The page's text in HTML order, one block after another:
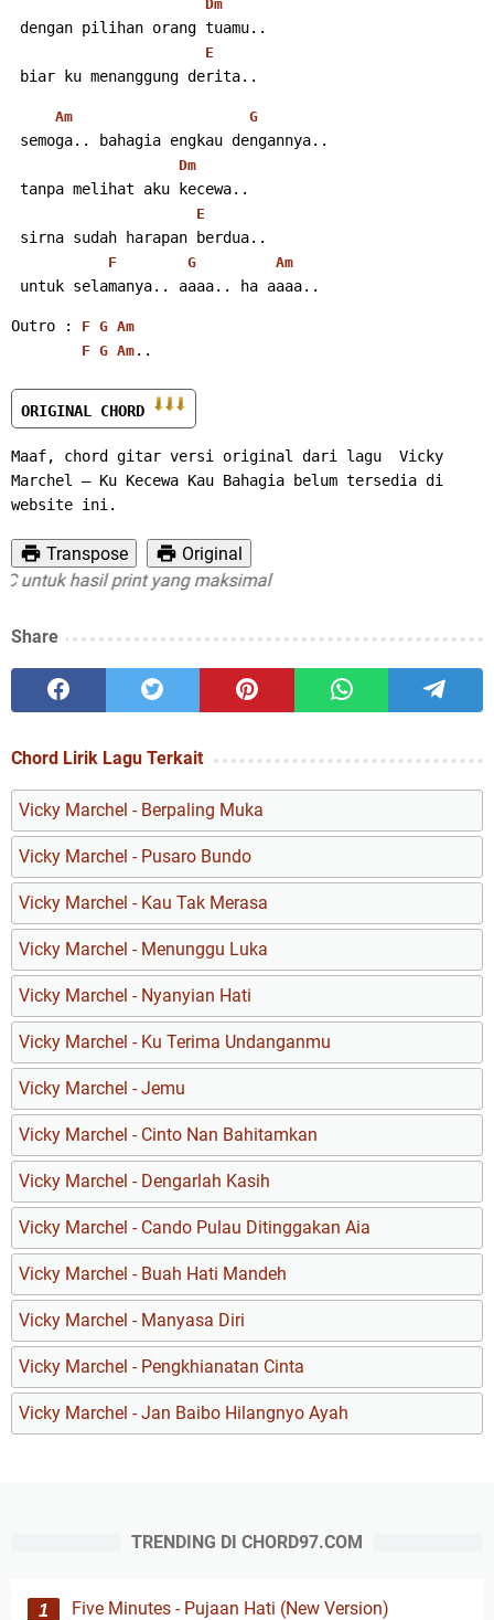
Dm
dengan pilihan orang tuamu..
E
biar ku menanggung derita..
Am G
semoga.. bahagia engkau dengannya..
Dm
tanpa melihat aku kecewa..
E
sirna sudah harapan berdua..
F G Am
untuk selamanya.. aaaa.. ha aaaa..
Outro : F G Am
F G Am ..
ORIGINAL CHORD
Maaf, chord gitar versi original dari lagu  Vicky
Marchel – Ku Kecewa Kau Bahagia belum tersedia di
website ini.
Transpose
Original
hasil print yang maksimal
Share
Chord Lirik Lagu Terkait
Vicky Marchel - Berpaling Muka
Vicky Marchel - Pusaro Bundo
Vicky Marchel - Kau Tak Merasa
Vicky Marchel - Menunggu Luka
Vicky Marchel - Nyanyian Hati
Vicky Marchel - Ku Terima Undanganmu
Vicky Marchel - Jemu
Vicky Marchel - Cinto Nan Bahitamkan
Vicky Marchel - Dengarlah Kasih
Vicky Marchel - Cando Pulau Ditinggakan Aia
Vicky Marchel - Buah Hati Mandeh
Vicky Marchel - Manyasa Diri
Vicky Marchel - Pengkhianatan Cinta
Vicky Marchel - Jan Baibo Hilangnyo Ayah
TRENDING DI CHORD97.COM
Five Minutes - Pujaan Hati (New Version)